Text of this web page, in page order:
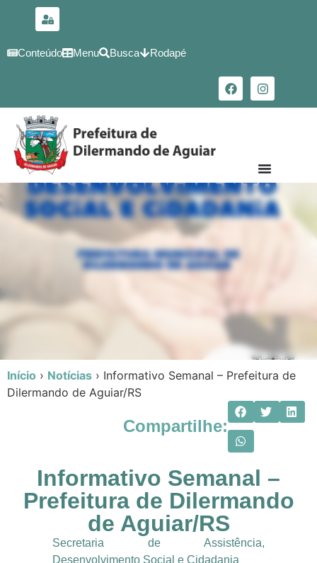
conteúdo
Conteúdo Menu Busca Rodapé
Início › Notícias › Informativo Semanal – Prefeitura de
Dilermando de Aguiar/RS
Compartilhe:
Informativo Semanal –
Prefeitura de Dilermando
de Aguiar/RS
Secretaria de Assistência,
Desenvolvimento Social e Cidadania